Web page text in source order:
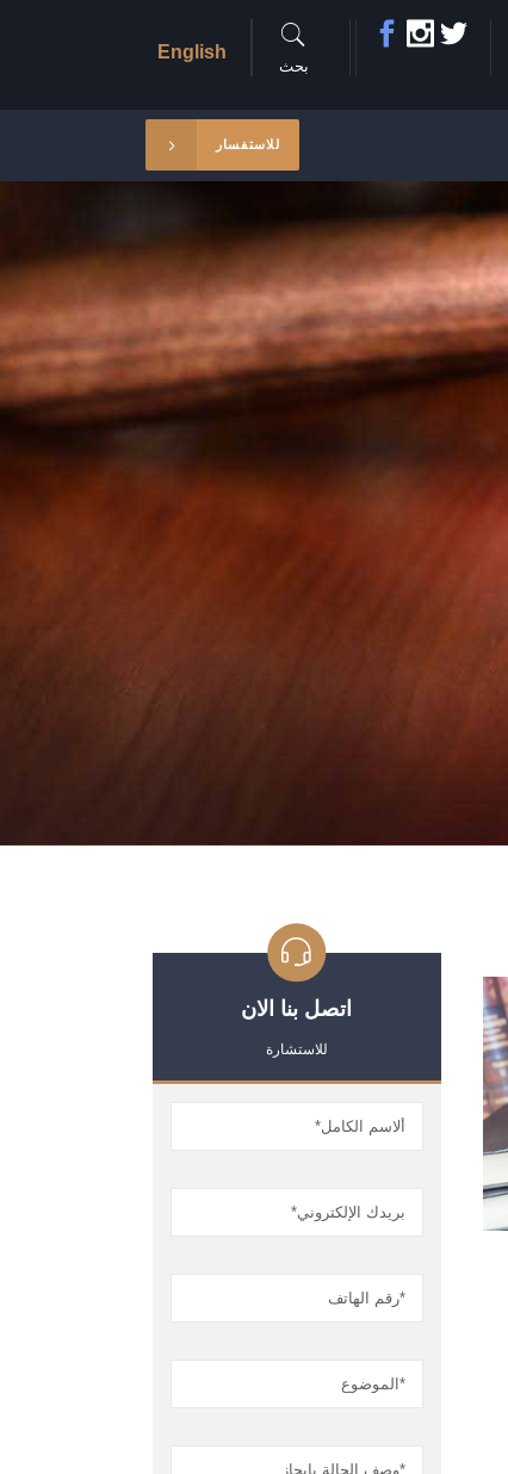
بحث
English
للاستفسار
اتصل بنا الان
للاستشارة